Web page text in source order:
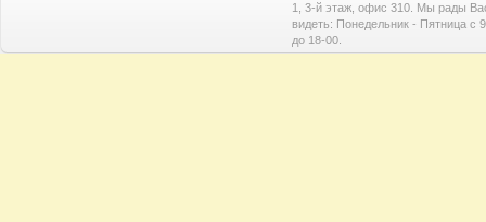
1, 3-й этаж, офис 310. Мы рады
видеть: Понедельник - Пятница с
до 18-00.